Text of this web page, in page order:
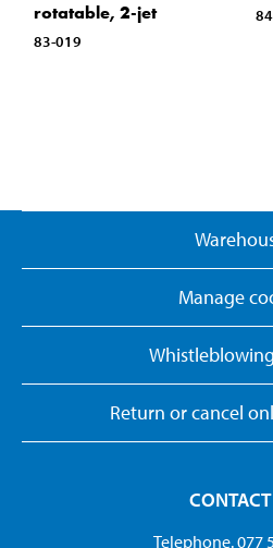
rotatable, 2-jet
83-019
Manage
Return or cancel
Telephone. 077